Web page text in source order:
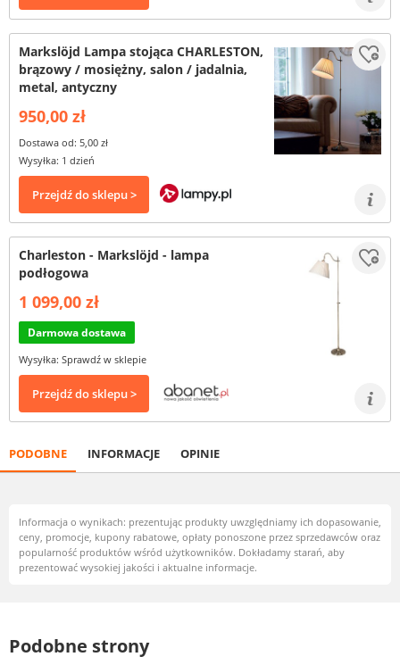
Markslöjd Lampa stojąca CHARLESTON,
brązowy / mosiężny, salon / jadalnia,
metal, antyczny
950,00 zł
Dostawa od: 5,00 zł
Wysyłka: 1 dzień
Przejdź do sklepu >
Charleston - Markslöjd - lampa
podłogowa
1 099,00 zł
Darmowa dostawa
Wysyłka: Sprawdź w sklepie
Przejdź do sklepu >
PODOBNE INFORMACJE OPINIE
Informacja o wynikach: prezentując produkty uwzględniamy ich dopasowanie,
ceny, promocje, kupony rabatowe, opłaty ponoszone przez sprzedawców oraz
popularność produktów wśród użytkowników. Dokładamy starań, aby
prezentować wysokiej jakości i aktualne informacje.
Podobne strony